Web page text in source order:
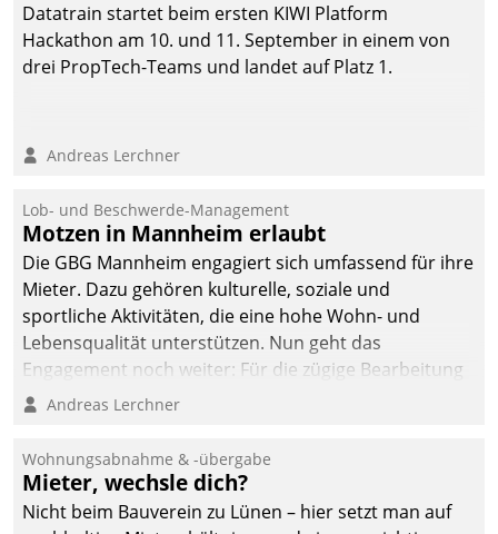
Datatrain startet beim ersten KIWI Platform
Hackathon am 10. und 11. September in einem von
drei PropTech-Teams und landet auf Platz 1.
Andreas Lerchner
Lob- und Beschwerde-Management
Motzen in Mannheim erlaubt
Die GBG Mannheim engagiert sich umfassend für ihre
Mieter. Dazu gehören kulturelle, soziale und
sportliche Aktivitäten, die eine hohe Wohn- und
Lebensqualität unterstützen. Nun geht das
Engagement noch weiter: Für die zügige Bearbeitung
von Beschwerden – oder Lob – richtet das
und Beschwerde-Management einen eigenen Kanal
ein.
Andreas Lerchner
Wohnungsabnahme & -übergabe
Mieter, wechsle dich?
Nicht beim Bauverein zu Lünen – hier setzt man auf